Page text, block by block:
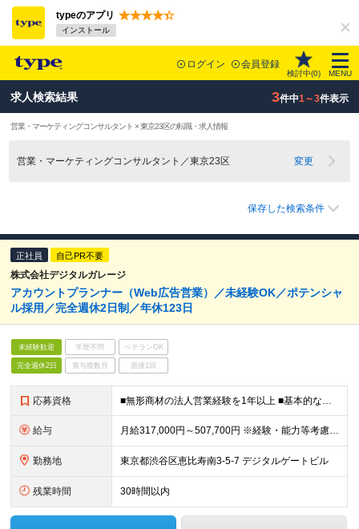
typeのアプリ
インストール
ログイン 会員登録
検討中(0) MENU
求人検索結果 3件中1～3件表示
営業・マーケティングコンサルタント × 東京23区の転職・求人情報
営業・マーケティングコンサルタント／東京23区 変更
保存した検索条件
正社員 自己PR不要
株式会社デジタルガレージ
アカウントプランナー（Web広告営業）／未経験OK／ポテンシャ
ル採用／完全週休2日制／年休123日
未経験歓迎 学歴不問 ベテランOK
完全週休2日 賞与複数月 面接1回
応募資格 ■無形商材の法人営業経験を1年以上 ■基本的な課題解決能力、論理的思考力をお持ちの方 ■協調性があり、チームとして結果にコミットできる方 ■Web広告業界でスキルアップしたい方
給与 月給317,000円～507,700円 ※経験・能力等考慮の上、規定により優遇 ※固定残業代（30時間相当の残業手当及び深夜勤務手当として69,750円～87,120円）を月給に含んで支給 ※超過分
勤務地 東京都渋谷区恵比寿南3-5-7 デジタルゲートビル
残業時間 30時間以内